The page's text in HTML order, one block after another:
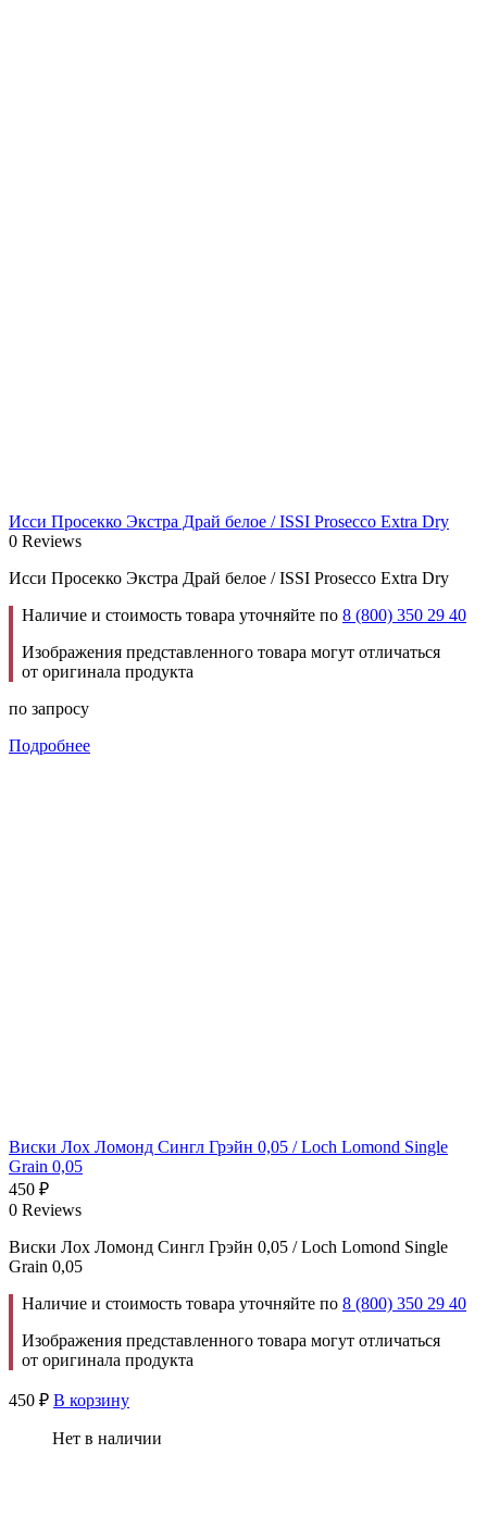
Исси Просекко Экстра Драй белое / ISSI Prosecco Extra Dry
0 Reviews
Исси Просекко Экстра Драй белое / ISSI Prosecco Extra Dry
Наличие и стоимость товара уточняйте по 8 (800) 350 29 40
Изображения представленного товара могут отличаться
от оригинала продукта
по запросу
Подробнее
Виски Лох Ломонд Сингл Грэйн 0,05 / Loch Lomond Single
Grain 0,05
450 ₽
0 Reviews
Виски Лох Ломонд Сингл Грэйн 0,05 / Loch Lomond Single
Grain 0,05
Наличие и стоимость товара уточняйте по 8 (800) 350 29 40
Изображения представленного товара могут отличаться
от оригинала продукта
450 ₽ В корзину
Нет в наличии